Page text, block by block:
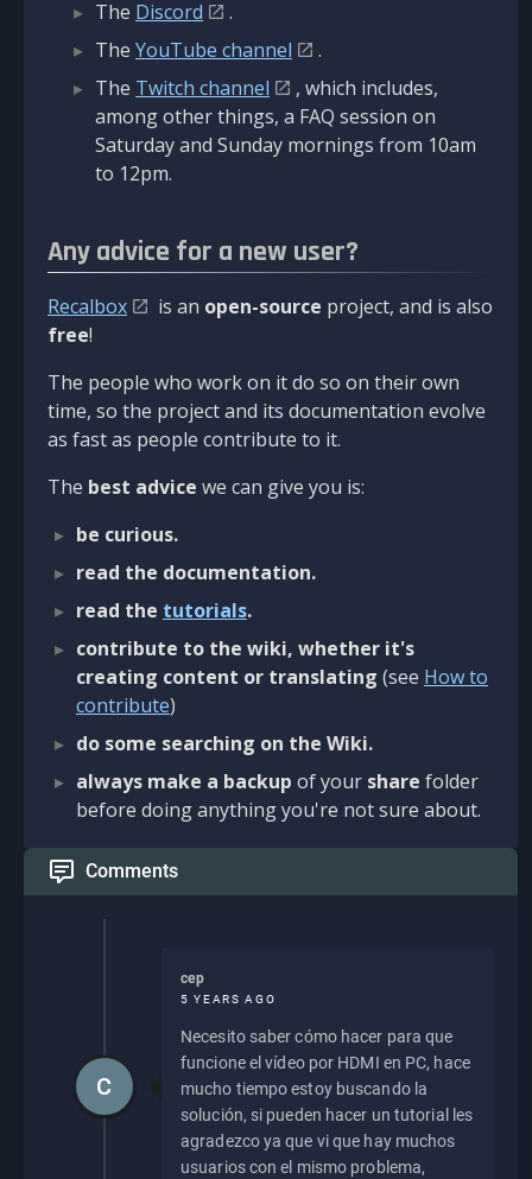
The Discord
.
The YouTube channel
.
The Twitch channel
, which includes,
among other things, a FAQ session on
Saturday and Sunday mornings from 10am
to 12pm.
Any advice for a new user?
Recalbox is an open-source project, and is also
free!
The people who work on it do so on their own
time, so the project and its documentation evolve
as fast as people contribute to it.
The best advice we can give you is:
be curious.
read the documentation.
read the tutorials.
contribute to the wiki, whether it's
creating content or translating (see How to
contribute)
do some searching on the Wiki.
always make a backup of your share folder
before doing anything you're not sure about.
Comments
cep
5 YEARS AGO
Necesito saber cómo hacer para que
funcione el vídeo por HDMI en PC, hace
mucho tiempo estoy buscando la
solución, si pueden hacer un tutorial les
agradezco ya que vi que hay muchos
usuarios con el mismo problema,
C